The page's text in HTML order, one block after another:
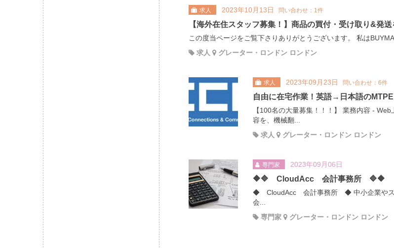
求人 2023年10月13日 問い合わせ：1件
【海外在住スタッフ募集！】商品の買付・受け取り&発
この度当ページをご覧下さりありがとうございます。 私は
求人
グレーター・ロンドン ロンドン
求人 2023年09月23日 問い合わせ：6件
自由に在宅作業！英語→日本語の
【100名の大量募集！！！】 業務内容 -
容を、機械翻...
求人
グレーター・ロンドン ロンドン
専門家 2023年09月06日
🔶🔷 CloudAcc 会計事務所 🔷🔶
◆ CloudAcc 会計事務所 ◆ 中小企業やスタ
会...
専門家
グレーター・ロンドン ロンドン